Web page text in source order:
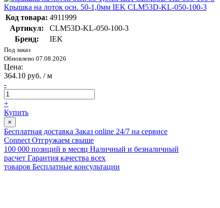
Крышка на лоток осн. 50-1,0мм IEK CLM53D-KL-050-100-3
Код товара: 4911999
Артикул:
CLM53D-KL-050-100-3
Бренд:
IEK
Под заказ
Обновлено 07.08.2026
Цена:
364.10 руб. / м
-
+
Купить
×
Бесплатная доставка Заказ online 24/7 на сервисе
Connect Отгружаем свыше
100 000 позиций в месяц Наличный и безналичный
расчет Гарантия качества всех
товаров Бесплатные консультации